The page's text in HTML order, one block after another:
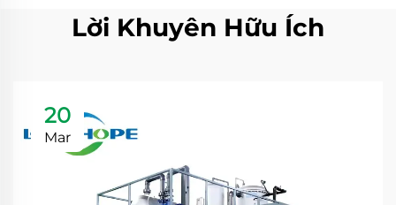
Lời Khuyên Hữu Ích
20
Mar